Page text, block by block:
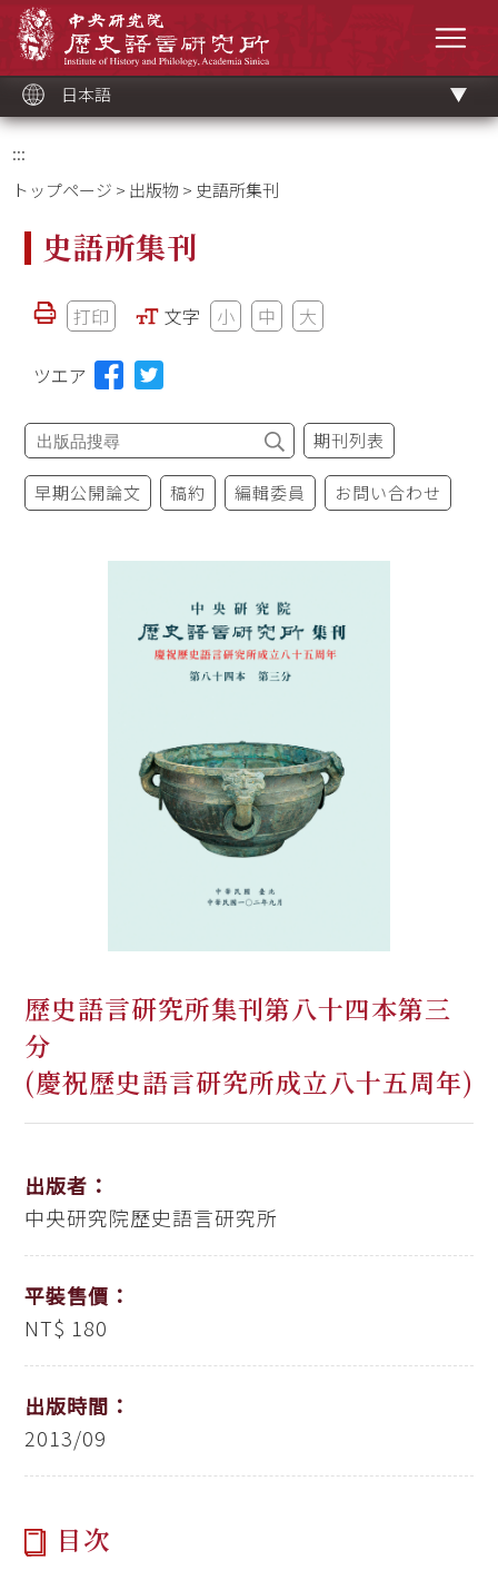
ッ
ク
日本語
:::
トップページ > 出版物 > 史語所集刊
史語所集刊
打印 文字 小 中 大
ツエア
期刊列表
早期公開論文 稿約 編輯委員 お問い合わせ
歷史語言研究所集刊第八十四本第三
分
(慶祝歷史語言研究所成立八十五周年)
出版者：
中央研究院歷史語言研究所
平裝售價：
NT$ 180
出版時間：
2013/09
目次